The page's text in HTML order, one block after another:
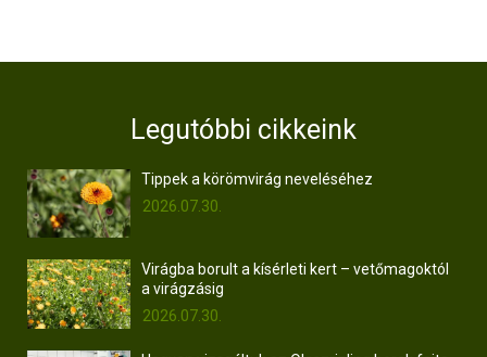
Legutóbbi cikkeink
Tippek a körömvirág neveléséhez
2026.07.30.
Virágba borult a kísérleti kert – vetőmagoktól
a virágzásig
2026.07.30.